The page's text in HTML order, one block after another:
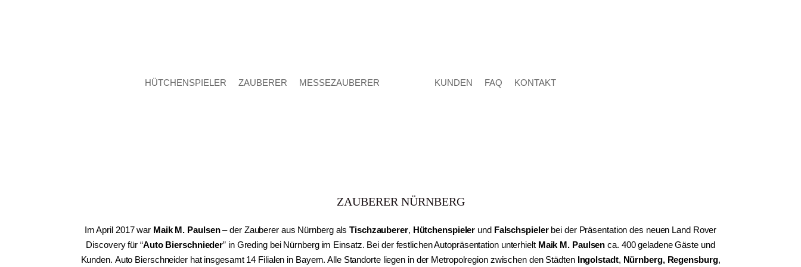
HÜTCHENSPIELER ZAUBERER MESSEZAUBERER KUNDEN FAQ KONTAKT
ZAUBERER NÜRNBERG
Im April 2017 war Maik M. Paulsen– der Zauberer aus Nürnberg alsTischzauberer, Hütchenspieler und Falschspieler bei der Präsentation des neuen Land Rover
Discovery für“Auto Bierschnieder” in Greding bei Nürnberg im Einsatz. Bei der festlichen Autopräsentation unterhielt Maik M. Paulsen ca. 400 geladene Gäste und
Kunden. Auto Bierschneider hat insgesamt 14 Filialen in Bayern. Alle Standorte liegen in der Metropolregion zwischen den Städten Ingolstadt, Nürnberg, Regensburg,